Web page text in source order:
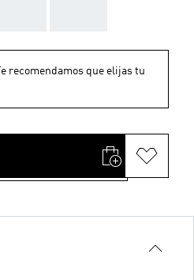
Te recomendamos que elijas tu